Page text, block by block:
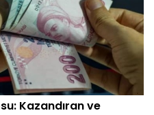
Kazandıran ve